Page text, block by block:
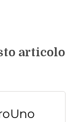
articolo